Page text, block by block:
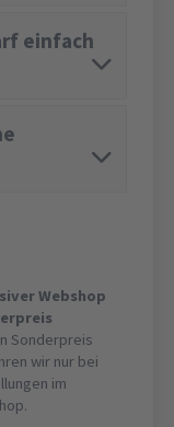
einfach
Webshop
Sonderpreis
wir nur bei
im